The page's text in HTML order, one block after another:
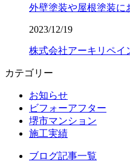
外壁塗装や屋根塗装に
2023/12/19
株式会社アーキリペイ
カテゴリー
お知らせ
ビフォーアフター
堺市マンション
施工実績
ブログ記事一覧